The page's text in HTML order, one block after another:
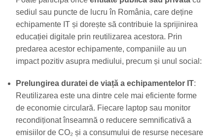
sediul sau puncte de lucru în România, care deține
echipamente IT și dorește să contribuie la sprijinirea
educației digitale prin reutilizarea acestora. Prin
predarea acestor echipamente, companiile au un
impact pozitiv asupra mediului, precum și unul social:
Prelungirea duratei de viață a echipamentelor IT:
Reutilizarea este una dintre cele mai eficiente forme
de economie circulară. Fiecare laptop sau monitor
recondiționat înseamnă o reducere semnificativă a
emisiilor de CO₂ și a consumului de resurse necesare